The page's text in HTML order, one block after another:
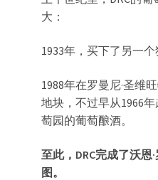
大：
1933年，买下了另一个
1988年在罗曼尼·圣维
地块，不过早从1966
萄园的葡萄酿酒。
至此，DRC完成了沃恩
图。